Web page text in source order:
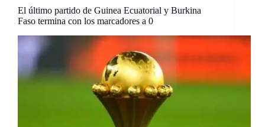
El último partido de Guinea Ecuatorial y Burkina
Faso termina con los marcadores a 0